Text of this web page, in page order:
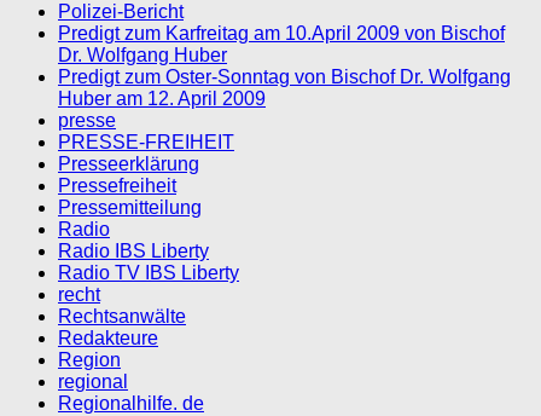
Polizei-Bericht
Predigt zum Karfreitag am 10.April 2009 von Bischof
Dr. Wolfgang Huber
Predigt zum Oster-Sonntag von Bischof Dr. Wolfgang
Huber am 12. April 2009
presse
PRESSE-FREIHEIT
Presseerklärung
Pressefreiheit
Pressemitteilung
Radio
Radio IBS Liberty
Radio TV IBS Liberty
recht
Rechtsanwälte
Redakteure
Region
regional
Regionalhilfe. de